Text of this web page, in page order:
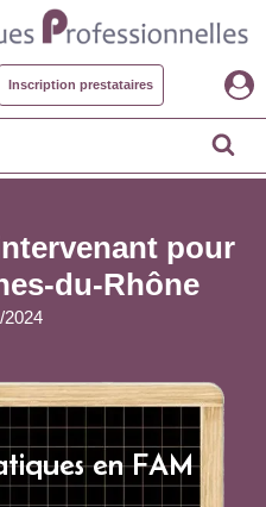
Inscription prestataires
pour
du-Rhône
2024
en FAM